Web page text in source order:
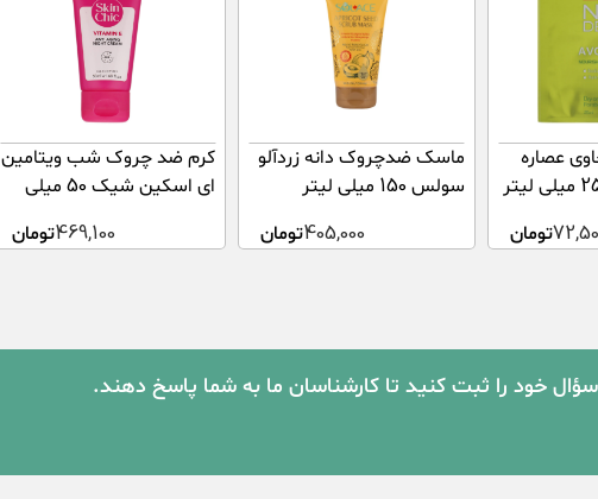
عصاره
تومان
ماسک ضدچروک دانه زردآلو
سولس 150 میلی لیتر
405,000تومان
کرم ضد چروک شب ویتامین
ای اسکین شیک 50 میلی
469,100تومان
خود را ثبت کنید تا کارشناسان ما به شما پاسخ دهند.